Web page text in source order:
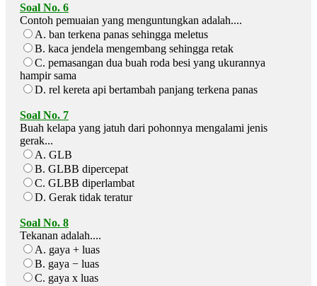
Soal No. 6
Contoh pemuaian yang menguntungkan adalah....
A. ban terkena panas sehingga meletus
B. kaca jendela mengembang sehingga retak
C. pemasangan dua buah roda besi yang ukurannya
hampir sama
D. rel kereta api bertambah panjang terkena panas
Soal No. 7
Buah kelapa yang jatuh dari pohonnya mengalami jenis
gerak...
A. GLB
B. GLBB dipercepat
C. GLBB diperlambat
D. Gerak tidak teratur
Soal No. 8
Tekanan adalah....
A. gaya + luas
B. gaya − luas
C. gaya x luas